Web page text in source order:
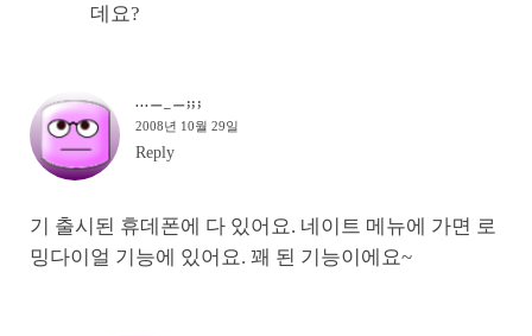
데요?
...ㅡ_ㅡ;;;
2008년 10월 29일
Reply
기 출시된 휴데폰에 다 있어요. 네이트 메뉴에 가면 로
밍다이얼 기능에 있어요. 꽤 된 기능이에요~